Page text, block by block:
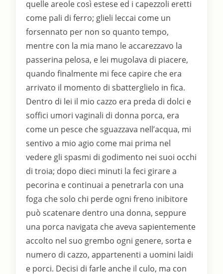
quelle areole così estese ed i capezzoli eretti
come pali di ferro; glieli leccai come un
forsennato per non so quanto tempo,
mentre con la mia mano le accarezzavo la
passerina pelosa, e lei mugolava di piacere,
quando finalmente mi fece capire che era
arrivato il momento di sbatterglielo in fica.
Dentro di lei il mio cazzo era preda di dolci e
soffici umori vaginali di donna porca, era
come un pesce che sguazzava nell’acqua, mi
sentivo a mio agio come mai prima nel
vedere gli spasmi di godimento nei suoi occhi
di troia; dopo dieci minuti la feci girare a
pecorina e continuai a penetrarla con una
foga che solo chi perde ogni freno inibitore
può scatenare dentro una donna, seppure
una porca navigata che aveva sapientemente
accolto nel suo grembo ogni genere, sorta e
numero di cazzo, appartenenti a uomini laidi
e porci. Decisi di farle anche il culo, ma con